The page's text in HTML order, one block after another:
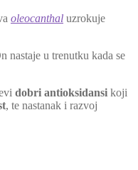
oleocanthal uzrokuje
nastaje u trenutku kada se
dobri antioksidansi koji
, te nastanak i razvoj